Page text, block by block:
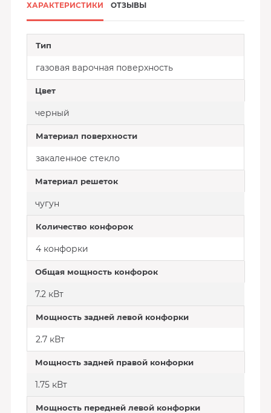
ХАРАКТЕРИСТИКИ ОТЗЫВЫ
Тип
газовая варочная поверхность
Цвет
черный
Материал поверхности
закаленное стекло
Материал решеток
чугун
Количество конфорок
4 конфорки
Общая мощность конфорок
7.2 кВт
Мощность задней левой конфорки
2.7 кВт
Мощность задней правой конфорки
1.75 кВт
Мощность передней левой конфорки